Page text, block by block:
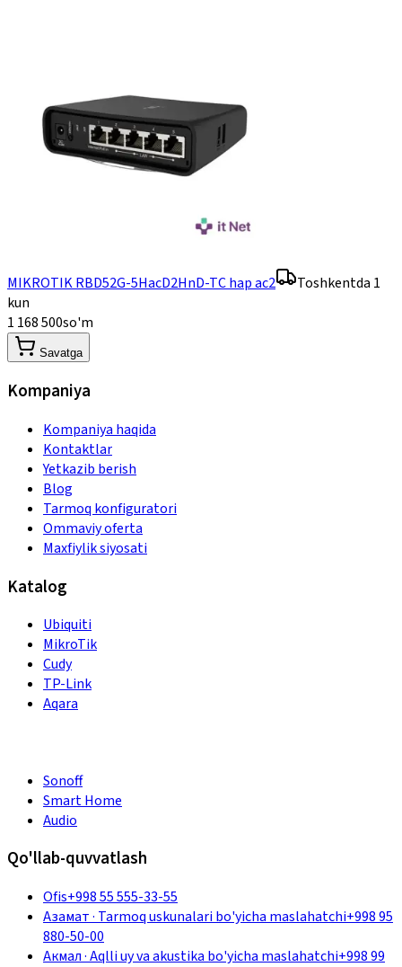
MIKROTIK RBD52G-5HacD2HnD-TC hap ac2
Toshkentda 1
kun
1 168 500so'm
Savatga
Kompaniya
Kompaniya haqida
Kontaktlar
Yetkazib berish
Blog
Tarmoq konfiguratori
Ommaviy oferta
Maxfiylik siyosati
Katalog
Ubiquiti
MikroTik
Cudy
TP-Link
Aqara
Sonoff
Smart Home
Audio
Qo'llab-quvvatlash
Ofis+998 55 555-33-55
Азамат· Tarmoq uskunalari bo'yicha maslahatchi+998 95
880-50-00
Акмал·Aqlli uy va akustika bo'yicha maslahatchi+998 99